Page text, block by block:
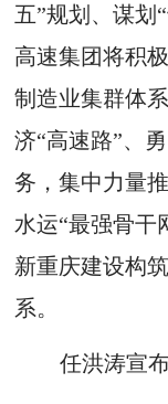
五”规划、谋划
高速集团将积
制造业集群体
济“高速路”、
务，集中力量
水运“最强骨干
新重庆建设构
系。
任洪涛宣